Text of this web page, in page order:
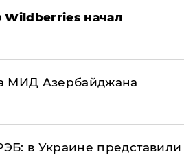
Wildberries начал
МИД Азербайджана
в Украине представили